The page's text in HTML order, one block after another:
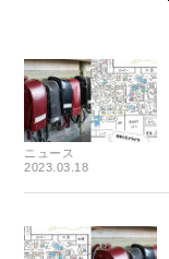
ニュース
2023.03.18